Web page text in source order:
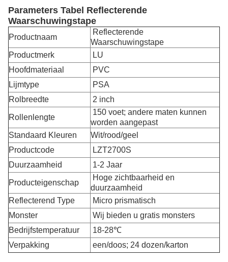
Parameters Tabel Reflecterende
Waarschuwingstape
Productnaam
Reflecterende
Waarschuwingstape
Productmerk
LU
Hoofdmateriaal
PVC
Lijmtype
PSA
Rolbreedte
2 inch
Rollenlengte
150 voet; andere maten kunnen
worden aangepast
Standaard Kleuren
Wit/rood/geel
Productcode
LZT2700S
Duurzaamheid
1-2 Jaar
Producteigenschap
Hoge zichtbaarheid en
duurzaamheid
Reflecterend Type
Micro prismatisch
Monster
Wij bieden u gratis monsters
Bedrijfstemperatuur
18-28℃
Verpakking
een/doos; 24 dozen/karton